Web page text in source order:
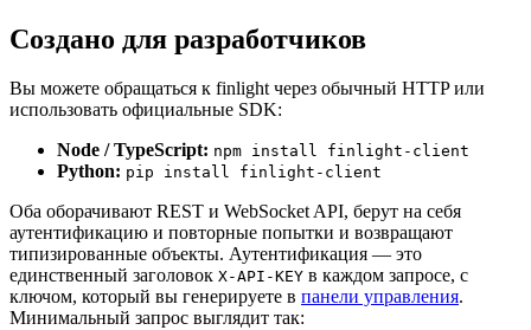
Создано для разработчиков
Вы можете обращаться к finlight через обычный HTTP или
использовать официальные SDK:
Node / TypeScript: npm install finlight-client
Python: pip install finlight-client
Оба оборачивают REST и WebSocket API, берут на себя
аутентификацию и повторные попытки и возвращают
типизированные объекты. Аутентификация — это
единственный заголовок X-API-KEY в каждом запросе, с
ключом, который вы генерируете в панели управления.
Минимальный запрос выглядит так: